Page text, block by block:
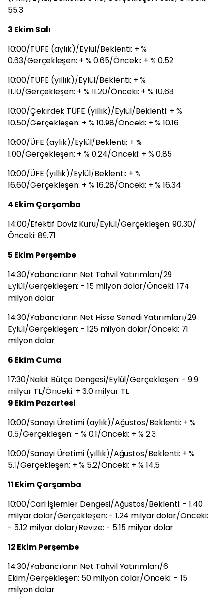
55.3
3 Ekim Salı
10:00/TÜFE (aylık)/Eylül/Beklenti: + %
0.63/Gerçekleşen: + % 0.65/Önceki: + % 0.52
10:00/TÜFE (yıllık)/Eylül/Beklenti: + %
11.10/Gerçekleşen: + % 11.20/Önceki: + % 10.68
10:00/Çekirdek TÜFE (yıllık)/Eylül/Beklenti: + %
10.50/Gerçekleşen: + % 10.98/Önceki: + % 10.16
10:00/ÜFE (aylık)/Eylül/Beklenti: + %
1.00/Gerçekleşen: + % 0.24/Önceki: + % 0.85
10:00/ÜFE (yıllık)/Eylül/Beklenti: + %
16.60/Gerçekleşen: + % 16.28/Önceki: + % 16.34
4 Ekim Çarşamba
14:00/Efektif Döviz Kuru/Eylül/Gerçekleşen: 90.30/
Önceki: 89.71
5 Ekim Perşembe
14:30/Yabancıların Net Tahvil Yatırımları/29
Eylül/Gerçekleşen: - 15 milyon dolar/Önceki: 174
milyon dolar
14:30/Yabancıların Net Hisse Senedi Yatırımları/29
Eylül/Gerçekleşen: - 125 milyon dolar/Önceki: 71
milyon dolar
6 Ekim Cuma
17:30/Nakit Bütçe Dengesi/Eylül/Gerçekleşen: - 9.9
milyar TL/Önceki: + 3.0 milyar TL
9 Ekim Pazartesi
10:00/Sanayi Üretimi (aylık)/Ağustos/Beklenti: + %
0.5/Gerçekleşen: - % 0.1/Önceki: + % 2.3
10:00/Sanayi Üretimi (yıllık)/Ağustos/Beklenti: + %
5.1/Gerçekleşen: + % 5.2/Önceki: + % 14.5
11 Ekim Çarşamba
10:00/Cari İşlemler Dengesi/Ağustos/Beklenti: - 1.40
milyar dolar/Gerçekleşen: - 1.24 milyar dolar/Önceki:
- 5.12 milyar dolar/Revize: - 5.15 milyar dolar
12 Ekim Perşembe
14:30/Yabancıların Net Tahvil Yatırımları/6
Ekim/Gerçekleşen: 50 milyon dolar/Önceki: - 15
milyon dolar